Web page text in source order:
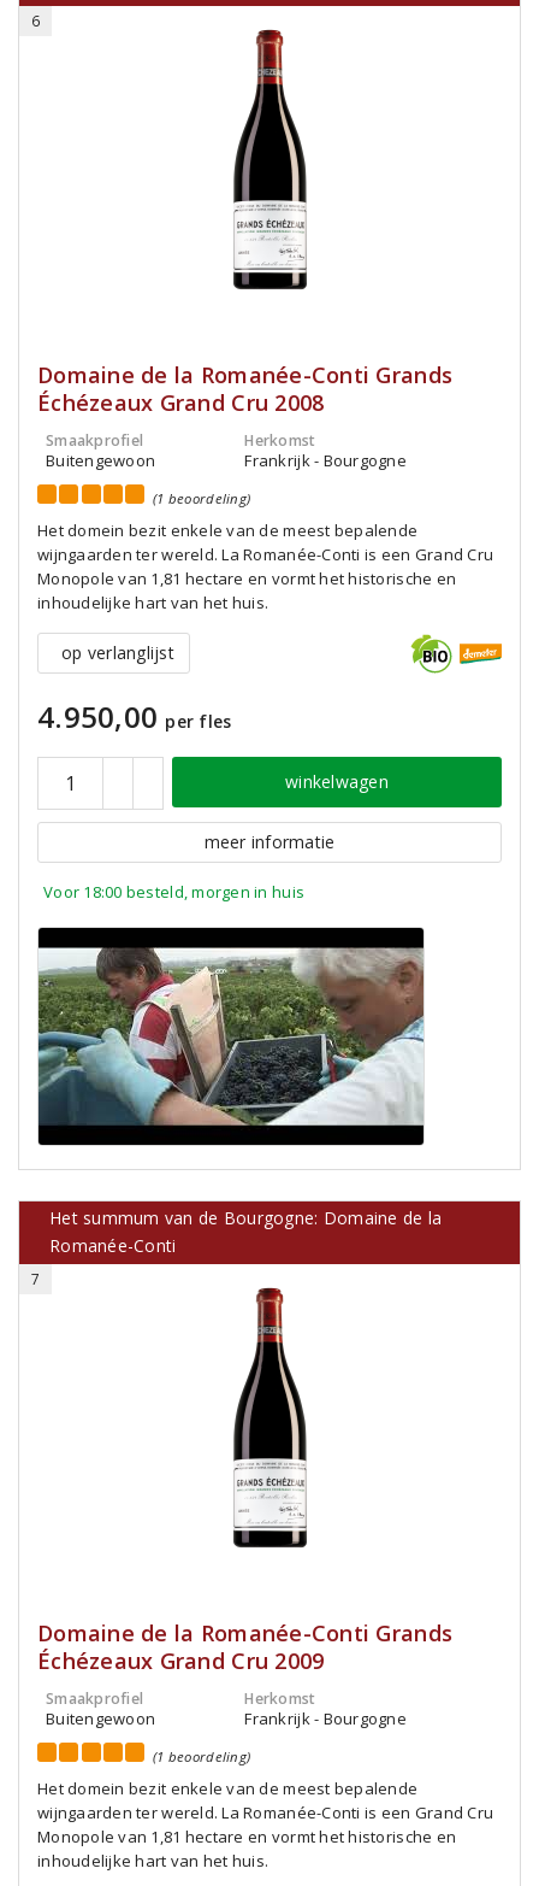
6
Domaine de la Romanée-Conti Grands
Échézeaux Grand Cru 2008
Smaakprofiel
Buitengewoon
Herkomst
Frankrijk - Bourgogne
(1 beoordeling)
Het domein bezit enkele van de meest bepalende
wijngaarden ter wereld. La Romanée-Conti is een Grand Cru
Monopole van 1,81 hectare en vormt het historische en
inhoudelijke hart van het huis.
op verlanglijst
4.950,00 per fles
winkelwagen
meer informatie
Voor 18:00 besteld, morgen in huis
Het summum van de Bourgogne: Domaine de la
Romanée-Conti
7
Domaine de la Romanée-Conti Grands
Échézeaux Grand Cru 2009
Smaakprofiel
Buitengewoon
Herkomst
Frankrijk - Bourgogne
(1 beoordeling)
Het domein bezit enkele van de meest bepalende
wijngaarden ter wereld. La Romanée-Conti is een Grand Cru
Monopole van 1,81 hectare en vormt het historische en
inhoudelijke hart van het huis.